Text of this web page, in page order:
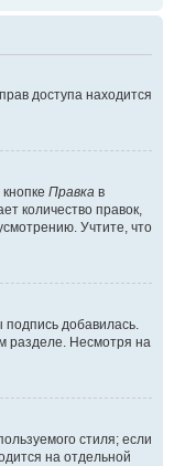
доступа находится
Правка в
количество правок,
Учтите, что
добавилась.
разделе. Несмотря на
стиля; если
на отдельной